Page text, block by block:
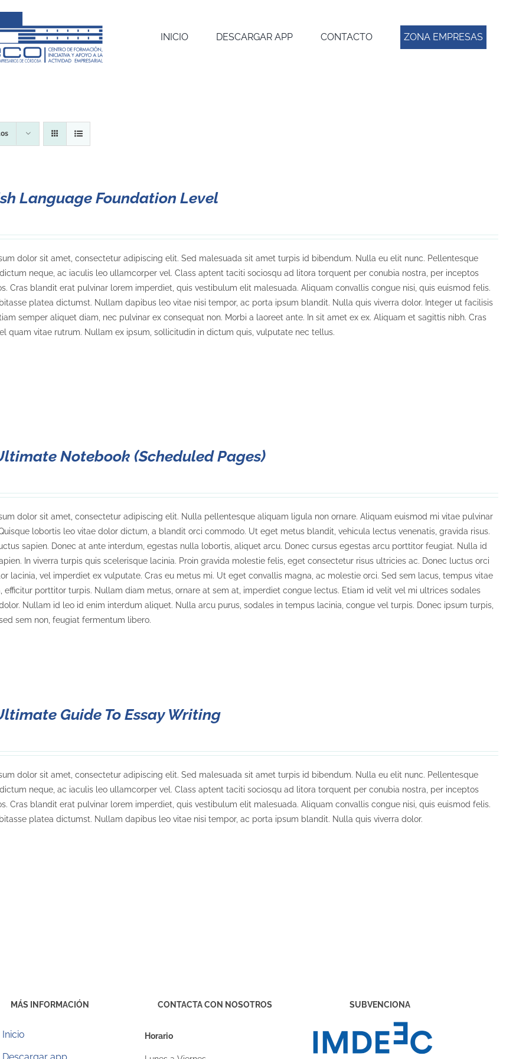
INICIO DESCARGAR APP CONTACTO ZONA EMPRESAS
Language Foundation Level
dolor sit amet, consectetur adipiscing elit. Sed malesuada sit amet turpis id bibendum. Nulla eu elit nunc. Pellentesque
neque, ac iaculis leo ullamcorper vel. Class aptent taciti sociosqu ad litora torquent per conubia nostra, per inceptos
Cras blandit erat pulvinar lorem imperdiet, quis vestibulum elit malesuada. Aliquam convallis congue nisi, quis euismod felis.
platea dictumst. Nullam dapibus leo vitae nisi tempor, ac porta ipsum blandit. Nulla quis viverra dolor. Integer ut facilisis
semper aliquet diam, nec pulvinar ex consequat non. Morbi a laoreet ante. In sit amet ex ex. Aliquam et sagittis nibh. Cras
quam vitae rutrum. Nullam ex ipsum, sollicitudin in dictum quis, vulputate nec tellus.
Notebook (Scheduled Pages)
dolor sit amet, consectetur adipiscing elit. Nulla pellentesque aliquam ligula non ornare. Aliquam euismod mi vitae pulvinar
lobortis leo vitae dolor dictum, a blandit orci commodo. Ut eget metus blandit, vehicula lectus venenatis, gravida risus.
sapien. Donec at ante interdum, egestas nulla lobortis, aliquet arcu. Donec cursus egestas arcu porttitor feugiat. Nulla id
In viverra turpis quis scelerisque lacinia. Proin gravida molestie felis, eget consectetur risus ultricies ac. Donec luctus orci
lacinia, vel imperdiet ex vulputate. Cras eu metus mi. Ut eget convallis magna, ac molestie orci. Sed sem lacus, tempus vitae
efficitur porttitor turpis. Nullam diam metus, ornare at sem at, imperdiet congue lectus. Etiam id velit vel mi ultrices sodales
Nullam id leo id enim interdum aliquet. Nulla arcu purus, sodales in tempus lacinia, congue vel turpis. Donec ipsum turpis,
sem non, feugiat fermentum libero.
Guide To Essay Writing
dolor sit amet, consectetur adipiscing elit. Sed malesuada sit amet turpis id bibendum. Nulla eu elit nunc. Pellentesque
neque, ac iaculis leo ullamcorper vel. Class aptent taciti sociosqu ad litora torquent per conubia nostra, per inceptos
Cras blandit erat pulvinar lorem imperdiet, quis vestibulum elit malesuada. Aliquam convallis congue nisi, quis euismod felis.
platea dictumst. Nullam dapibus leo vitae nisi tempor, ac porta ipsum blandit. Nulla quis viverra dolor.
MÁS INFORMACIÓN
Inicio
CONTACTA CON NOSOTROS
Horario
SUBVENCIONA